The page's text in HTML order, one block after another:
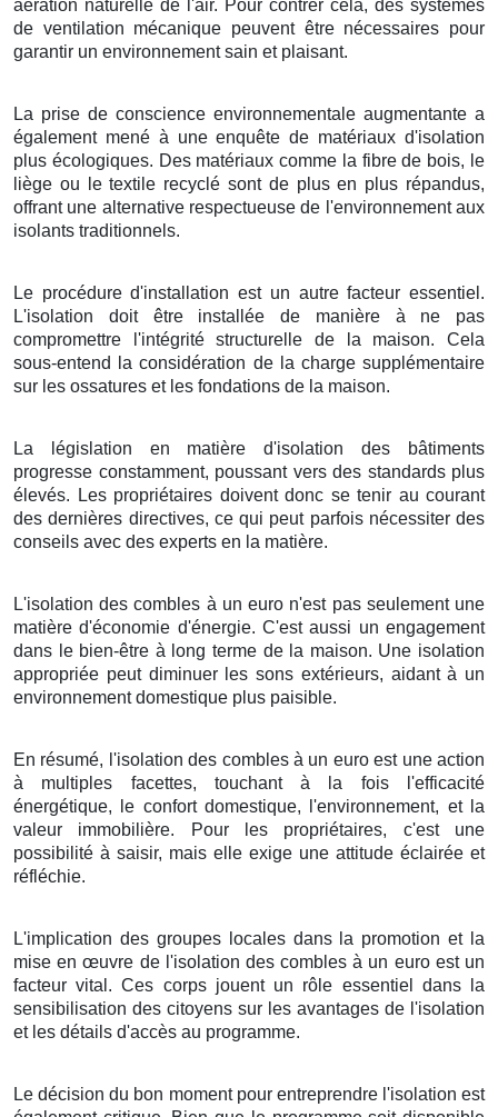
aération naturelle de l'air. Pour contrer cela, des systèmes
de ventilation mécanique peuvent être nécessaires pour
garantir un environnement sain et plaisant.
La prise de conscience environnementale augmentante a
également mené à une enquête de matériaux d'isolation
plus écologiques. Des matériaux comme la fibre de bois, le
liège ou le textile recyclé sont de plus en plus répandus,
offrant une alternative respectueuse de l'environnement aux
isolants traditionnels.
Le procédure d'installation est un autre facteur essentiel.
L'isolation doit être installée de manière à ne pas
compromettre l'intégrité structurelle de la maison. Cela
sous-entend la considération de la charge supplémentaire
sur les ossatures et les fondations de la maison.
La législation en matière d'isolation des bâtiments
progresse constamment, poussant vers des standards plus
élevés. Les propriétaires doivent donc se tenir au courant
des dernières directives, ce qui peut parfois nécessiter des
conseils avec des experts en la matière.
L'isolation des combles à un euro n'est pas seulement une
matière d'économie d'énergie. C'est aussi un engagement
dans le bien-être à long terme de la maison. Une isolation
appropriée peut diminuer les sons extérieurs, aidant à un
environnement domestique plus paisible.
En résumé, l'isolation des combles à un euro est une action
à multiples facettes, touchant à la fois l'efficacité
énergétique, le confort domestique, l'environnement, et la
valeur immobilière. Pour les propriétaires, c'est une
possibilité à saisir, mais elle exige une attitude éclairée et
réfléchie.
L'implication des groupes locales dans la promotion et la
mise en œuvre de l'isolation des combles à un euro est un
facteur vital. Ces corps jouent un rôle essentiel dans la
sensibilisation des citoyens sur les avantages de l'isolation
et les détails d'accès au programme.
Le décision du bon moment pour entreprendre l'isolation est